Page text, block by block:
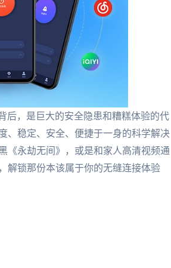
后，是巨大的安全隐患和糟糕体验的代
、稳定、安全、便捷于一身的科学解决
《永劫无间》，或是和家人高清视频通
解锁那份本该属于你的无缝连接体验